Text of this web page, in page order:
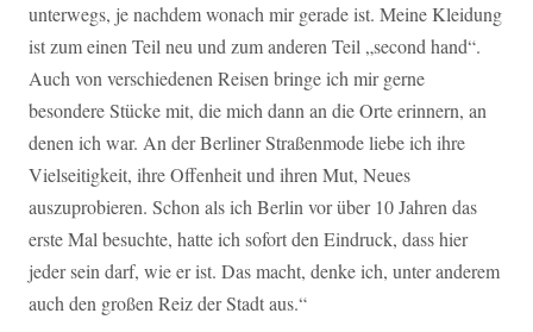
unterwegs, je nachdem wonach mir gerade ist. Meine Kleidung
ist zum einen Teil neu und zum anderen Teil „second hand“.
Auch von verschiedenen Reisen bringe ich mir gerne
besondere Stücke mit, die mich dann an die Orte erinnern, an
denen ich war. An der Berliner Straßenmode liebe ich ihre
Vielseitigkeit, ihre Offenheit und ihren Mut, Neues
auszuprobieren. Schon als ich Berlin vor über 10 Jahren das
erste Mal besuchte, hatte ich sofort den Eindruck, dass hier
jeder sein darf, wie er ist. Das macht, denke ich, unter anderem
auch den großen Reiz der Stadt aus.“